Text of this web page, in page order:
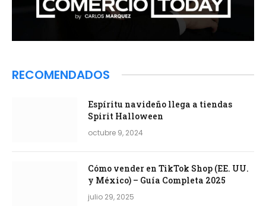
RECOMENDADOS
Espíritu navideño llega a tiendas
Spirit Halloween
octubre 9, 2024
Cómo vender en TikTok Shop (EE. UU.
y México) – Guía Completa 2025
julio 29, 2025